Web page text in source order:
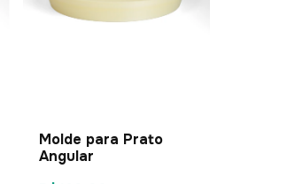
Molde para Prato
Angular